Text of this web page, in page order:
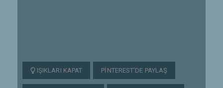
IŞIKLARI KAPAT PINTEREST'DE PAYLAŞ